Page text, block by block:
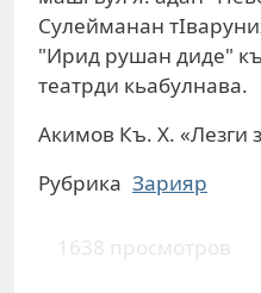
Сулейманан
"Ирид рушан диде"
театрди кьабулнава.
Акимов Къ. Х. «Лезги
Рубрика Зарияр
1638 просмотров